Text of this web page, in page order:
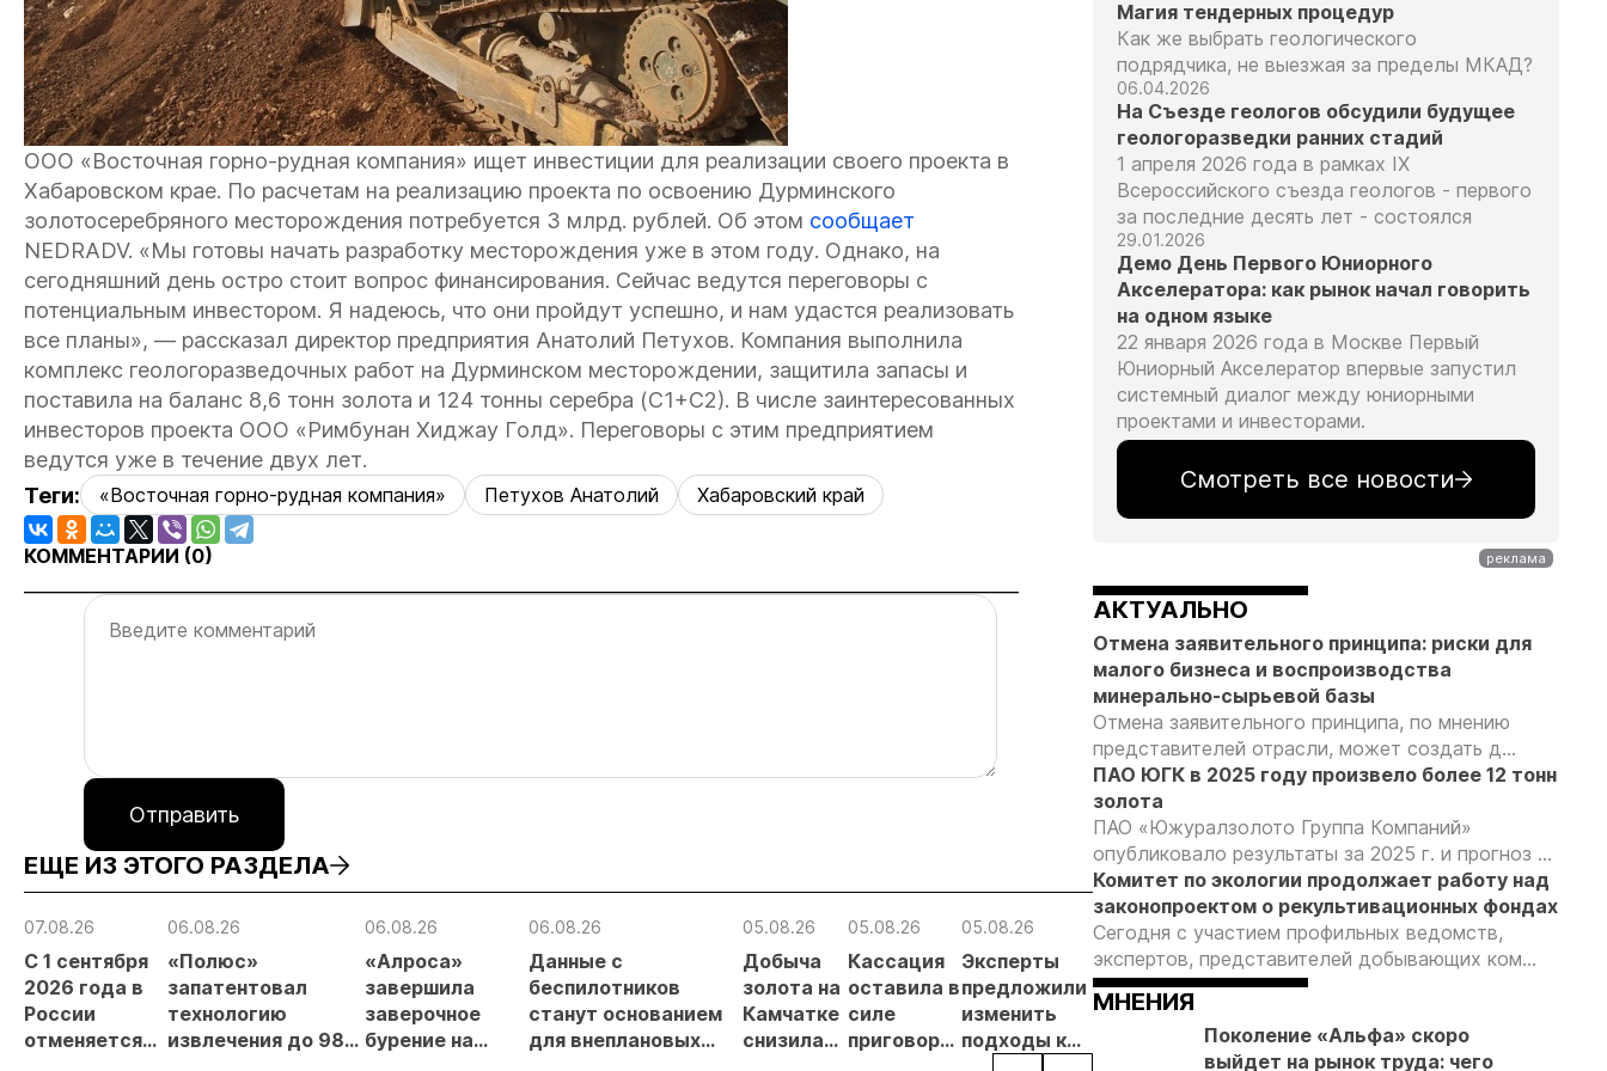
ООО «Восточная горно-рудная компания» ищет инвестиции для реализации своего проекта в
Хабаровском крае. По расчетам на реализацию проекта по освоению Дурминского
золотосеребряного месторождения потребуется 3 млрд. рублей. Об этом сообщает
NEDRADV. «Мы готовы начать разработку месторождения уже в этом году. Однако, на
сегодняшний день остро стоит вопрос финансирования. Сейчас ведутся переговоры с
потенциальным инвестором. Я надеюсь, что они пройдут успешно, и нам удастся реализовать
все планы», — рассказал директор предприятия Анатолий Петухов. Компания выполнила
комплекс геологоразведочных работ на Дурминском месторождении, защитила запасы и
поставила на баланс 8,6 тонн золота и 124 тонны серебра (С1+С2). В числе заинтересованных
инвесторов проекта ООО «Римбунан Хиджау Голд». Переговоры с этим предприятием
ведутся уже в течение двух лет.
Теги:
«Восточная горно-рудная компания» Петухов Анатолий Хабаровский край
КОММЕНТАРИИ (0)
Отправить
ЕЩЕ ИЗ ЭТОГО РАЗДЕЛА
07.08.26
С 1 сентября
2026 года в
России
отменяется
06.08.26
«Полюс»
запатентовал
технологию
извлечения до 98%
06.08.26
«Алроса»
завершила
заверочное
бурение на
06.08.26
Данные с
беспилотников
станут основанием
для внеплановых
05.08.26
Добыча
золота на
Камчатке
снизилась
05.08.26
Кассация
оставила в
силе
приговор
05.08.26
Эксперты
предложили
изменить
подходы к
регулированию
05.08.26
Путин обсудил
с главой
«Алросы»
развитие
золотодобычи
04.08.26
Продажи
золотых
Россельхозбанк
выросли на 31%
04.08.26
Суд взыскал с
более 7 млн
рублей за
Магия тендерных процедур
Как же выбрать геологического
подрядчика, не выезжая за пределы МКАД?
06.04.2026
На Съезде геологов обсудили будущее
геологоразведки ранних стадий
1 апреля 2026 года в рамках IX
Всероссийского съезда геологов - первого
за последние десять лет - состоялся
29.01.2026
Демо День Первого Юниорного
Акселератора: как рынок начал говорить
на одном языке
22 января 2026 года в Москве Первый
Юниорный Акселератор впервые запустил
системный диалог между юниорными
проектами и инвесторами.
Смотреть все новости
АКТУАЛЬНО
Отмена заявительного принципа: риски для
малого бизнеса и воспроизводства
минерально-сырьевой базы
Отмена заявительного принципа, по мнению
представителей отрасли, может создать д...
ПАО ЮГК в 2025 году произвело более 12 тонн
золота
ПАО «Южуралзолото Группа Компаний»
опубликовало результаты за 2025 г. и прогноз ...
Комитет по экологии продолжает работу над
законопроектом о рекультивационных фондах
Сегодня с участием профильных ведомств,
экспертов, представителей добывающих ком...
МНЕНИЯ
Поколение «Альфа» скоро
выйдет на рынок труда: чего